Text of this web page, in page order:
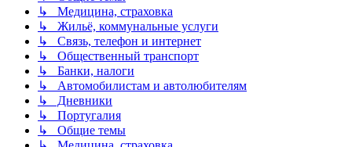
↳ Медицина, страховка
↳ Жильё, коммунальные услуги
↳ Связь, телефон и интернет
↳ Общественный транспорт
↳ Банки, налоги
↳ Автомобилистам и автолюбителям
↳ Дневники
↳ Португалия
↳ Общие темы